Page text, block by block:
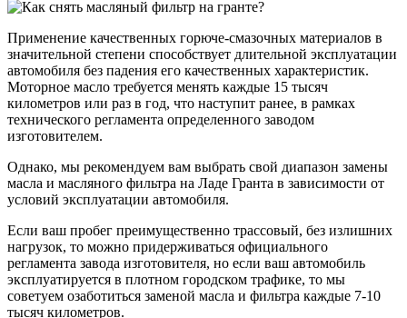
Применение качественных горюче-смазочных материалов в
значительной степени способствует длительной эксплуатации
автомобиля без падения его качественных характеристик.
Моторное масло требуется менять каждые 15 тысяч
километров или раз в год, что наступит ранее, в рамках
технического регламента определенного заводом
изготовителем.
Однако, мы рекомендуем вам выбрать свой диапазон замены
масла и масляного фильтра на Ладе Гранта в зависимости от
условий эксплуатации автомобиля.
Если ваш пробег преимущественно трассовый, без излишних
нагрузок, то можно придерживаться официального
регламента завода изготовителя, но если ваш автомобиль
эксплуатируется в плотном городском трафике, то мы
советуем озаботиться заменой масла и фильтра каждые 7-10
тысяч километров.